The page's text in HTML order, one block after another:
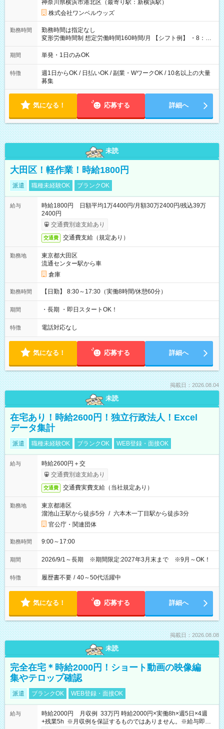
神奈川県横浜市港北区（最寄り駅：新横浜駅）
株式会社ワンベルウッズ
勤務時間
勤務時間は指定なし
変形労働時間制 想定労働時間160時間/月 【シフト例】 ・8：00
～21：00
期間 単発・1日のみOK
特徴
週1日からOK / 日払いOK / 副業・WワークOK / 10名以上の大量
募集
気になる！ 応募する 詳細へ
未読
大田区！軽作業！時給1800円
派遣 職種未経験OK ブランクOK
給与
時給1800円 日額平均1万4400円/月額30万2400円/残込39万
2400円
交通費別途支給あり
交通費 交通費支給（規定あり）
勤務地
東京都大田区
流通センター駅から車
倉庫
勤務時間 【日勤】 8:30～17:30（実働8時間/休憩60分）
期間 ・長期 ・即日スタートOK！
特徴 電話対応なし
気になる！ 応募する 詳細へ
掲載日：2026.08.04
未読
在宅あり！時給2600円！独立行政法人！Excel
データ集計
派遣 職種未経験OK ブランクOK WEB登録・面接OK
給与
時給2600円＋交
交通費別途支給あり
交通費 交通費実費支給（当社規定あり）
勤務地
東京都港区
溜池山王駅から徒歩5分 / 六本木一丁目駅から徒歩3分
官公庁・関連団体
勤務時間 9:00～17:00
期間 2026/9/1～長期 ※期間限定:2027年3月末まで ※9月～OK！
特徴 履歴書不要 / 40～50代活躍中
気になる！ 応募する 詳細へ
掲載日：2026.08.08
未読
完全在宅＊時給2000円！ショート動画の映像編
集やテロップ確認
派遣 ブランクOK WEB登録・面接OK
給与
時給2000円 月収例 33万円 時給2000円×実働8h×週5日×4週
+残業5h ※月収例を保証するものではありません。※給与即受